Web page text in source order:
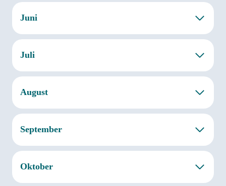
Juni
Juli
August
September
Oktober